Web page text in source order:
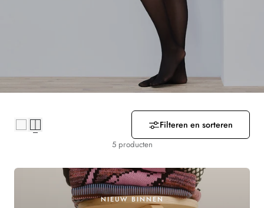
M
N
Filteren en sorteren
5 producten
NIEUW BINNEN